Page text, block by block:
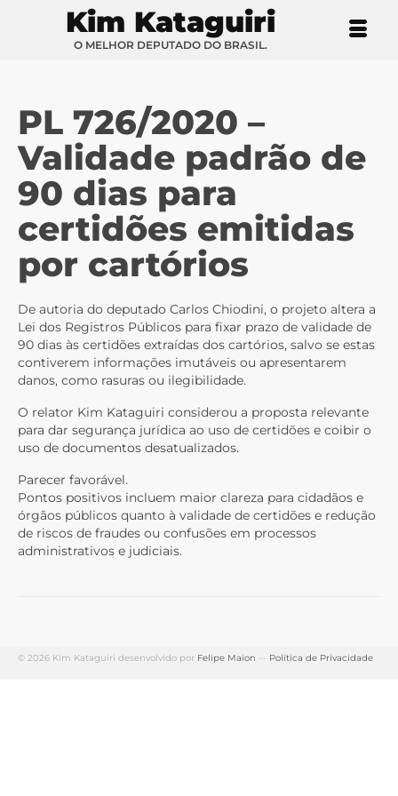
Kim Kataguiri
O MELHOR DEPUTADO DO BRASIL.
PL 726/2020 –
Validade padrão de
90 dias para
certidões emitidas
por cartórios
De autoria do deputado Carlos Chiodini, o projeto altera a
Lei dos Registros Públicos para fixar prazo de validade de
90 dias às certidões extraídas dos cartórios, salvo se estas
contiverem informações imutáveis ou apresentarem
danos, como rasuras ou ilegibilidade.
O relator Kim Kataguiri considerou a proposta relevante
para dar segurança jurídica ao uso de certidões e coibir o
uso de documentos desatualizados.
Parecer favorável.
Pontos positivos incluem maior clareza para cidadãos e
órgãos públicos quanto à validade de certidões e redução
de riscos de fraudes ou confusões em processos
administrativos e judiciais.
© 2026 Kim Kataguiri desenvolvido por Felipe Maion ··· Política de Privacidade